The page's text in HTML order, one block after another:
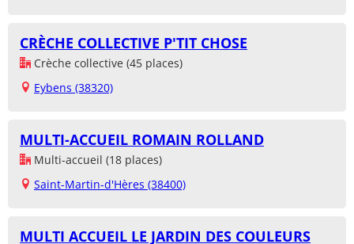
CRÈCHE COLLECTIVE P'TIT CHOSE
Crèche collective (45 places)
Eybens (38320)
MULTI-ACCUEIL ROMAIN ROLLAND
Multi-accueil (18 places)
Saint-Martin-d'Hères (38400)
MULTI ACCUEIL LE JARDIN DES COULEURS